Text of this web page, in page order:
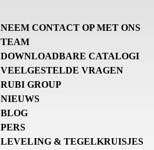
NEEM CONTACT OP MET ONS
TEAM
DOWNLOADBARE CATALOGI
VEELGESTELDE VRAGEN
RUBI GROUP
NIEUWS
BLOG
PERS
LEVELING & TEGELKRUISJES